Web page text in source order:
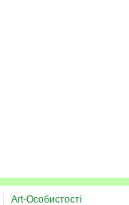
Art-Особистості